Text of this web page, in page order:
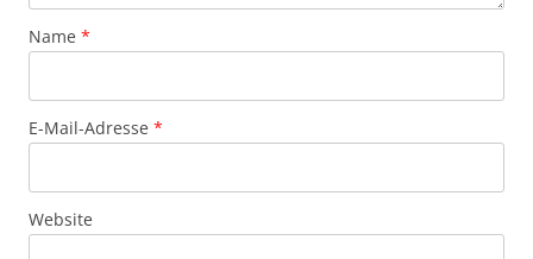
Name *
E-Mail-Adresse *
Website